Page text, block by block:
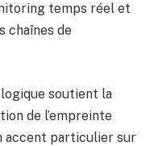
temps réel et
chaînes de
soutient la
de l’empreinte
accent particulier sur